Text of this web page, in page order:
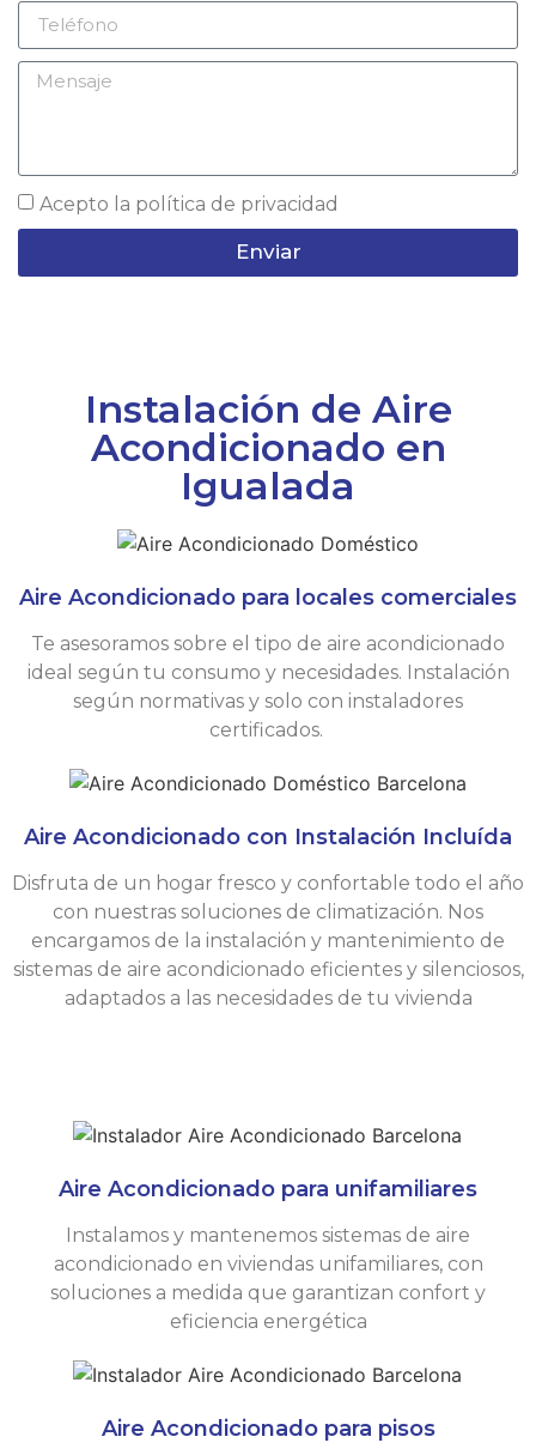
Acepto la política de privacidad
Enviar
Instalación de Aire
Acondicionado en
Igualada
Aire Acondicionado para locales comerciales
Te asesoramos sobre el tipo de aire acondicionado
ideal según tu consumo y necesidades. Instalación
según normativas y solo con instaladores
certificados.
Aire Acondicionado con Instalación Incluída
Disfruta de un hogar fresco y confortable todo el año
con nuestras soluciones de climatización. Nos
encargamos de la instalación y mantenimiento de
sistemas de aire acondicionado eficientes y silenciosos,
adaptados a las necesidades de tu vivienda
Aire Acondicionado para unifamiliares
Instalamos y mantenemos sistemas de aire
acondicionado en viviendas unifamiliares, con
soluciones a medida que garantizan confort y
eficiencia energética
Aire Acondicionado para pisos